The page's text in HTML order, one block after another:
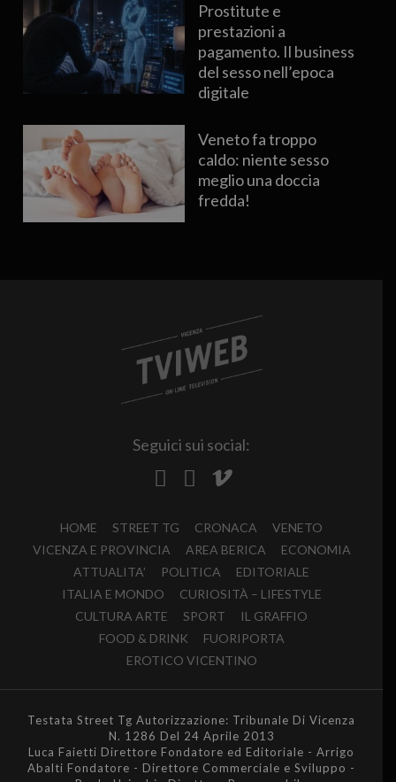
Prostitute e
prestazioni a
pagamento. Il business
del sesso nell’epoca
digitale
Veneto fa troppo
caldo: niente sesso
meglio una doccia
fredda!
Seguici sui social:
HOME STREET TG CRONACA
VENETO
VICENZA E PROVINCIA
AREA BERICA
ECONOMIA
ATTUALITA’
POLITICA
EDITORIALE
ITALIA E MONDO
CURIOSITÀ – LIFESTYLE
CULTURA ARTE
SPORT
IL GRAFFIO
FOOD & DRINK
FUORIPORTA
EROTICO VICENTINO
Testata Street Tg Autorizzazione: Tribunale Di Vicenza
N. 1286 Del 24 Aprile 2013
Luca Faietti Direttore Fondatore ed Editoriale - Arrigo
Abalti Fondatore - Direttore Commerciale e Sviluppo -